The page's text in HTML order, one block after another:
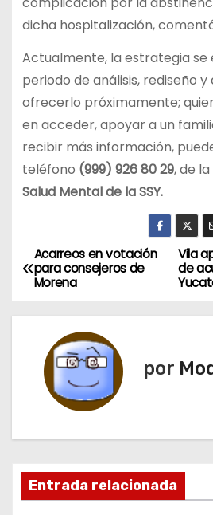
dicha hospitalización,
Actualmente, la estrategia se
periodo de análisis, rediseño
ofrecerlo próximamente;
en acceder, apoyar a un
recibir más información,
teléfono (999) 926 80 29, de la
Salud Mental de la SSY.
N
a
c
i
Vila
de
Acarreos en votación
para consejeros de
Morena
por
Entrada relacionada